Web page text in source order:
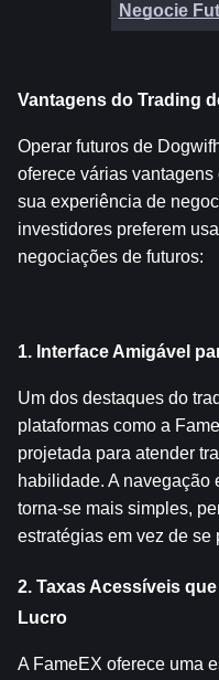
Negocie
Vantagens do Trading
Operar futuros de
oferece várias
sua experiência de
investidores preferem
negociações de futuros:
1. Interface Amigável
Um dos destaques do
plataformas como a
projetada para atender
habilidade. A navegação
torna-se mais simples,
estratégias em vez de se
2. Taxas Acessíveis
Lucro
A FameEX oferece uma